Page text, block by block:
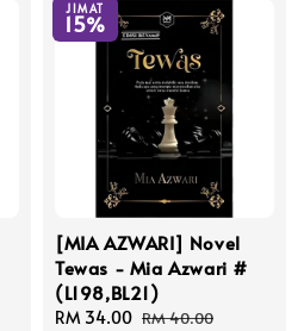
JIMAT
15%
[MIA AZWARI] Novel
Tewas - Mia Azwari #
(L198,BL21)
Sale
RM 34.00 Regular
RM 40.00